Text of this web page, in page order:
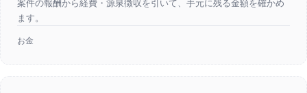
案件の報酬から経費・源泉徴収を引いて、手元に残る金額を確かめ
ます。
お金